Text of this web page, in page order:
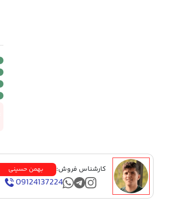
کارشناس فروش: بهمن حسینی
09124137224